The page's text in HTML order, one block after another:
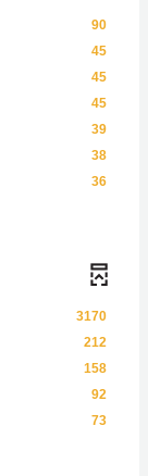
90
45
45
45
39
38
36
3170
212
158
92
73